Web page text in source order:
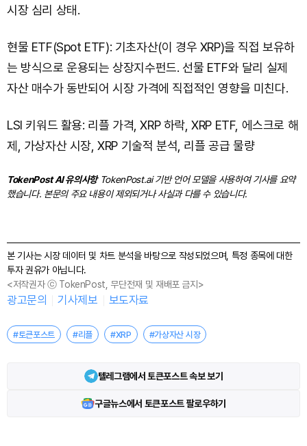
시장 심리 상태.
현물 ETF(Spot ETF): 기초자산(이 경우 XRP)을 직접 보유하
는 방식으로 운용되는 상장지수펀드. 선물 ETF와 달리 실제
자산 매수가 동반되어 시장 가격에 직접적인 영향을 미친다.
LSI 키워드 활용: 리플 가격, XRP 하락, XRP ETF, 에스크로 해
제, 가상자산 시장, XRP 기술적 분석, 리플 공급 물량
TokenPost AI 유의사항TokenPost.ai 기반 언어 모델을 사용하여 기사를 요약
했습니다. 본문의 주요 내용이 제외되거나 사실과 다를 수 있습니다.
본 기사는 시장 데이터 및 차트 분석을 바탕으로 작성되었으며, 특정 종목에 대한
투자 권유가 아닙니다.
<저작권자 ⓒ TokenPost, 무단전재 및 재배포 금지>
광고문의 기사제보 보도자료
#토큰포스트 #리플 #XRP #가상자산 시장
텔레그램에서 토큰포스트 속보 보기
구글뉴스에서 토큰포스트 팔로우하기